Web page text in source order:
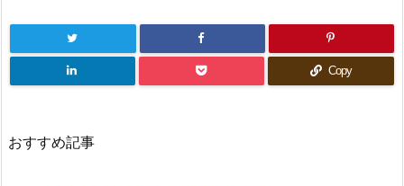
Copy
おすすめ記事